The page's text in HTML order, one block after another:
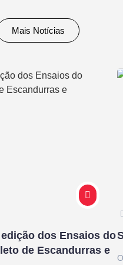
Mais Notícias
dos Ensaios do
de Escandurras e